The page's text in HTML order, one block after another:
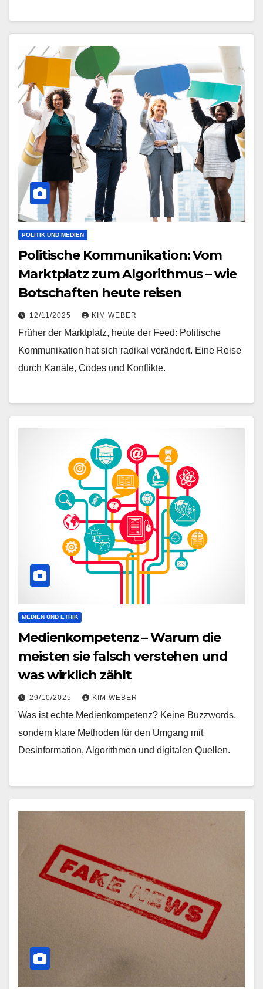
POLITIK UND MEDIEN
Politische Kommunikation: Vom
Marktplatz zum Algorithmus – wie
Botschaften heute reisen
12/11/2025 KIM WEBER
Früher der Marktplatz, heute der Feed: Politische
Kommunikation hat sich radikal verändert. Eine Reise
durch Kanäle, Codes und Konflikte.
MEDIEN UND ETHIK
Medienkompetenz – Warum die
meisten sie falsch verstehen und
was wirklich zählt
29/10/2025 KIM WEBER
Was ist echte Medienkompetenz? Keine Buzzwords,
sondern klare Methoden für den Umgang mit
Desinformation, Algorithmen und digitalen Quellen.